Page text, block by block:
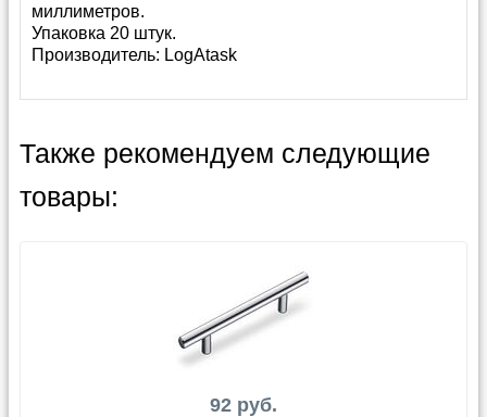
миллиметров.
Упаковка 20 штук.
Производитель: LogAtask
Также рекомендуем следующие
товары:
92 руб.